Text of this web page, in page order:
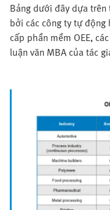
Bảng dưới đây dựa
bởi các công ty tự
cấp phần mềm OEE,
luận văn MBA của tác